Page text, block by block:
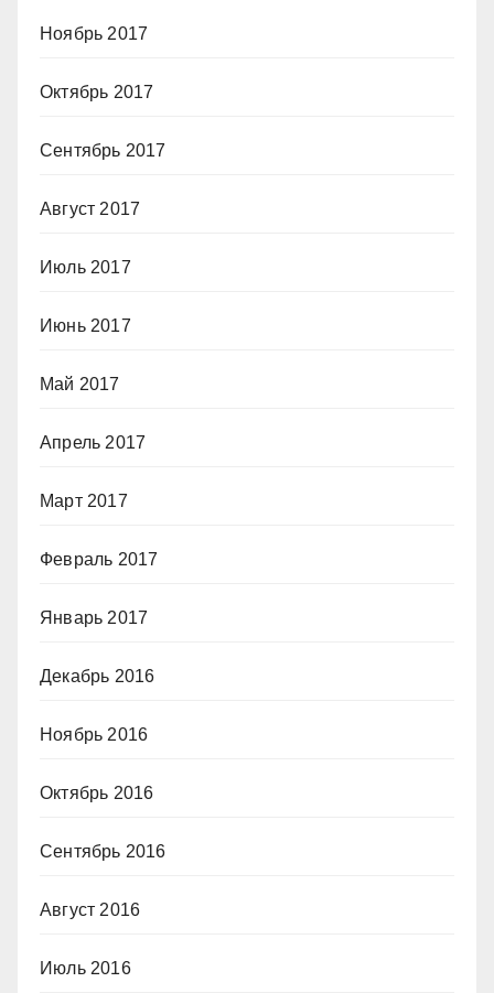
Ноябрь 2017
Октябрь 2017
Сентябрь 2017
Август 2017
Июль 2017
Июнь 2017
Май 2017
Апрель 2017
Март 2017
Февраль 2017
Январь 2017
Декабрь 2016
Ноябрь 2016
Октябрь 2016
Сентябрь 2016
Август 2016
Июль 2016